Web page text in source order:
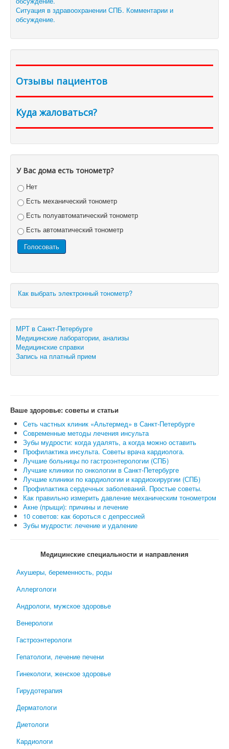
Ситуация в здравоохранении СПБ. Комментарии и
обсуждение.
Отзывы пациентов
Куда жаловаться?
У Вас дома есть тонометр?
Нет
Есть механический тонометр
Есть полуавтоматический тонометр
Есть автоматический тонометр
Как выбрать электронный тонометр?
МРТ в Санкт-Петербурге
Медицинские лаборатории, анализы
Медицинские справки
Запись на платный прием
Ваше здоровье: советы и статьи
Сеть частных клиник «Альтермед» в Санкт-Петербурге
Современные методы лечения инсульта
Зубы мудрости: когда удалять, а когда можно оставить
Профилактика инсульта. Советы врача кардиолога.
Лучшие больницы по гастроэнтерологии (СПБ)
Лучшие клиники по онкологии в Санкт-Петербурге
Лучшие клиники по кардиологии и кардиохирургии (СПБ)
Профилактика сердечных заболеваний. Простые советы.
Как правильно измерить давление механическим тонометром
Акне (прыщи): причины и лечение
10 советов: как бороться с депрессией
Зубы мудрости: лечение и удаление
Медицинские специальности и направления
Акушеры, беременность, роды
Аллергологи
Андрологи, мужское здоровье
Венерологи
Гастроэнтерологи
Гепатологи, лечение печени
Гинекологи, женское здоровье
Гирудотерапия
Дерматологи
Диетологи
Кардиологи